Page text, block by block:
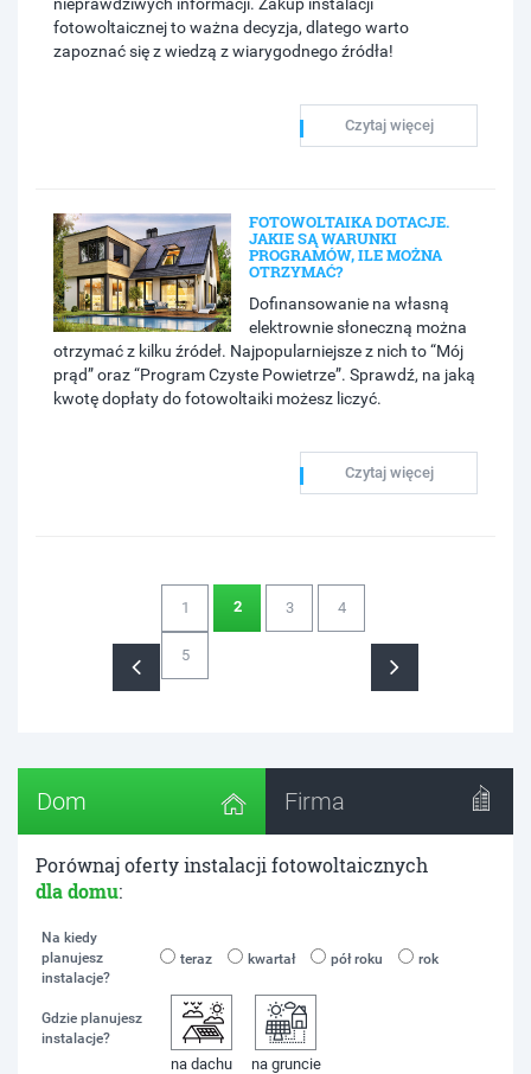
fotowoltaicznej to ważna decyzja, dlatego warto
zapoznać się z wiedzą z wiarygodnego źródła!
Czytaj więcej
FOTOWOLTAIKA DOTACJE.
JAKIE SĄ WARUNKI
PROGRAMÓW, ILE MOŻNA
OTRZYMAĆ?
Dofinansowanie na własną
elektrownie słoneczną można
otrzymać z kilku źródeł. Najpopularniejsze z nich to “Mój
prąd” oraz “Program Czyste Powietrze”. Sprawdź, na jaką
kwotę dopłaty do fotowoltaiki możesz liczyć.
Czytaj więcej
1 2 3 4
5
Dom Firma
Porównaj oferty instalacji fotowoltaicznych
dla domu:
Na kiedy
planujesz
instalacje?
teraz kwartał pół roku rok
Gdzie planujesz
instalacje?
na dachu na gruncie